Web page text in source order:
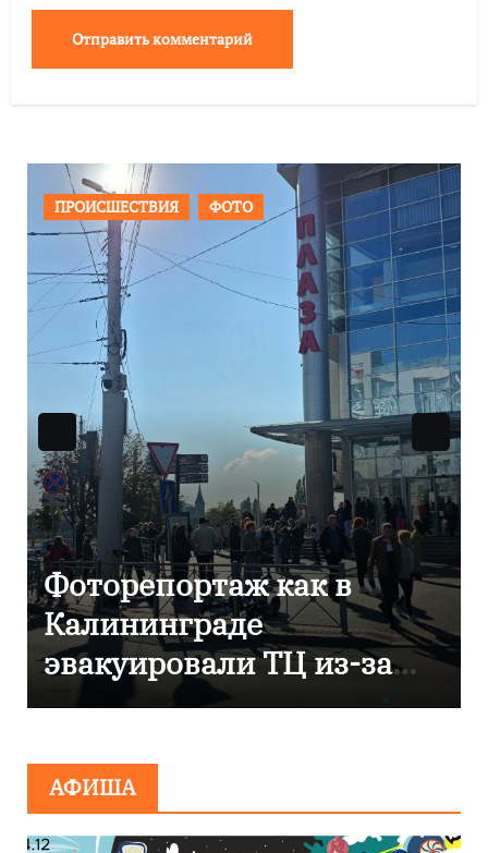
ОБЩЕСТВО ФОТО
В Калининграде
отметили 80-летие
компании «Россети
Янтарь»
АФИША